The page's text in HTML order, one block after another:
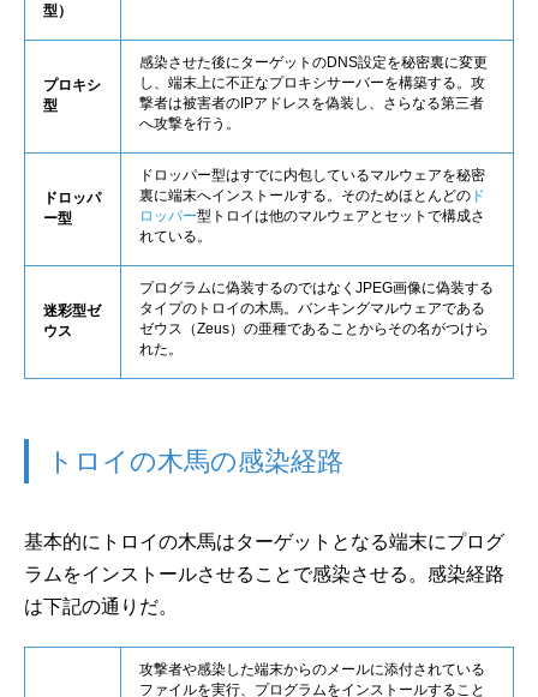
型）
プロキシ
型
感染させた後にターゲットのDNS設定を秘密裏に変更
し、端末上に不正なプロキシサーバーを構築する。攻
撃者は被害者のIPアドレスを偽装し、さらなる第三者
へ攻撃を行う。
ドロッパ
ー型
ドロッパー型はすでに内包しているマルウェアを秘密
裏に端末へインストールする。そのためほとんどの ド
ロッパー型トロイは他のマルウェアとセットで構成さ
れている。
迷彩型ゼ
ウス
プログラムに偽装するのではなくJPEG画像に偽装する
タイプのトロイの木馬。バンキングマルウェアである
ゼウス（Zeus）の亜種であることからその名がつけら
れた。
トロイの木馬の感染経路
基本的にトロイの木馬はターゲットとなる端末にプログ
ラムをインストールさせることで感染させる。感染経路
は下記の通りだ。
攻撃者や感染した端末からのメールに添付されている
ファイルを実行、プログラムをインストールすること